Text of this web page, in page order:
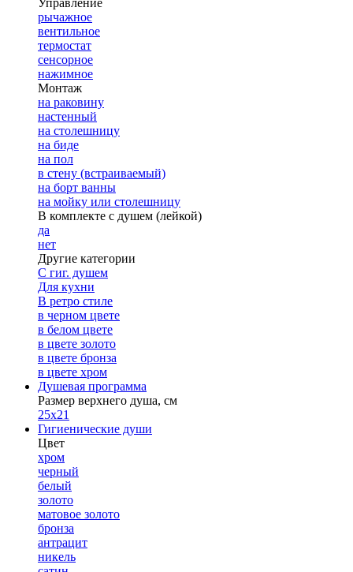
Управление
рычажное
вентильное
термостат
сенсорное
нажимное
Монтаж
на раковину
настенный
на столешницу
на биде
на пол
в стену (встраиваемый)
на борт ванны
на мойку или столешницу
В комплекте с душем (лейкой)
да
нет
Другие категории
С гиг. душем
Для кухни
В ретро стиле
в черном цвете
в белом цвете
в цвете золото
в цвете бронза
в цвете хром
Душевая программа
Размер верхнего душа, см
25х21
Гигиенические души
Цвет
хром
черный
белый
золото
матовое золото
бронза
антрацит
никель